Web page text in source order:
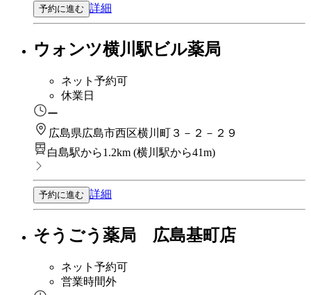
予約に進む 詳細
ウォンツ横川駅ビル薬局
ネット予約可
休業日
ー
広島県広島市西区横川町３－２－２９
白島駅から1.2km (横川駅から41m)
予約に進む 詳細
そうごう薬局 広島基町店
ネット予約可
営業時間外